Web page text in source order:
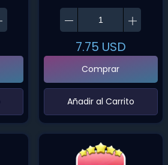
7.75 USD
Comprar
‌Añadir al Carrito‌